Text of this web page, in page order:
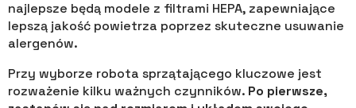
najlepsze będą modele z filtrami HEPA, zapewniające
lepszą jakość powietrza poprzez skuteczne usuwanie
alergenów.
Przy wyborze robota sprzątającego kluczowe jest
rozważenie kilku ważnych czynników. Po pierwsze,